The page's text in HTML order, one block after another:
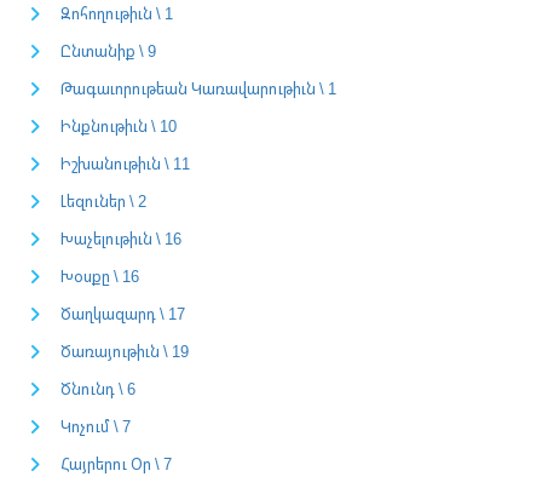
Զոհողութիւն \ 1
Ընտանիք \ 9
Թագաւորութեան Կառավարութիւն \ 1
Ինքնութիւն \ 10
Իշխանութիւն \ 11
Լեզուներ \ 2
Խաչելութիւն \ 16
Խօսքը \ 16
Ծաղկազարդ \ 17
Ծառայութիւն \ 19
Ծնունդ \ 6
Կոչում \ 7
Հայրերու Օր \ 7